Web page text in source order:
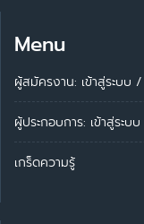
Menu
ผู้สมัครงาน: เข้าสู่ระบบ /
ผู้ประกอบการ: เข้าสู่ระบบ
เกร็ดความรู้